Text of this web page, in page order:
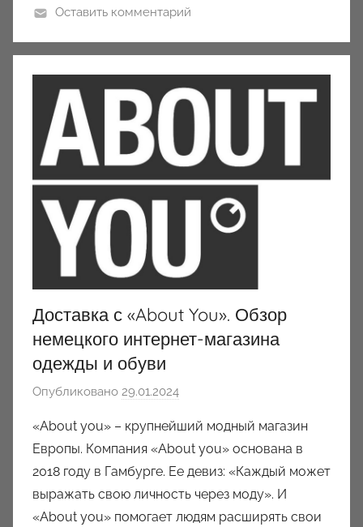
Оставить комментарий
Доставка с «About You». Обзор
немецкого интернет-магазина
одежды и обуви
Опубликовано 29.01.2024
т
о
р
о
м
«About you» – крупнейший модный магазин
Европы. Компания «About you» основана в
2018 году в Гамбурге. Ее девиз: «Каждый может
выражать свою личность через моду». И
«About you» помогает людям расширять свои